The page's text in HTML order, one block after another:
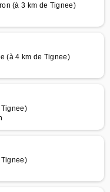
(à 3 km de Tignee)
(à 4 km de Tignee)